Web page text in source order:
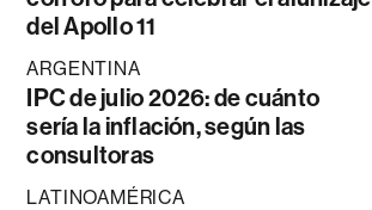
del Apollo 11
ARGENTINA
IPC de julio 2026: de cuánto
sería la inflación, según las
consultoras
LATINOAMÉRICA